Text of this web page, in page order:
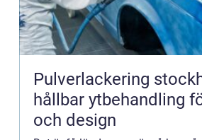
Pulverlackering
hållbar ytbehandling
och design